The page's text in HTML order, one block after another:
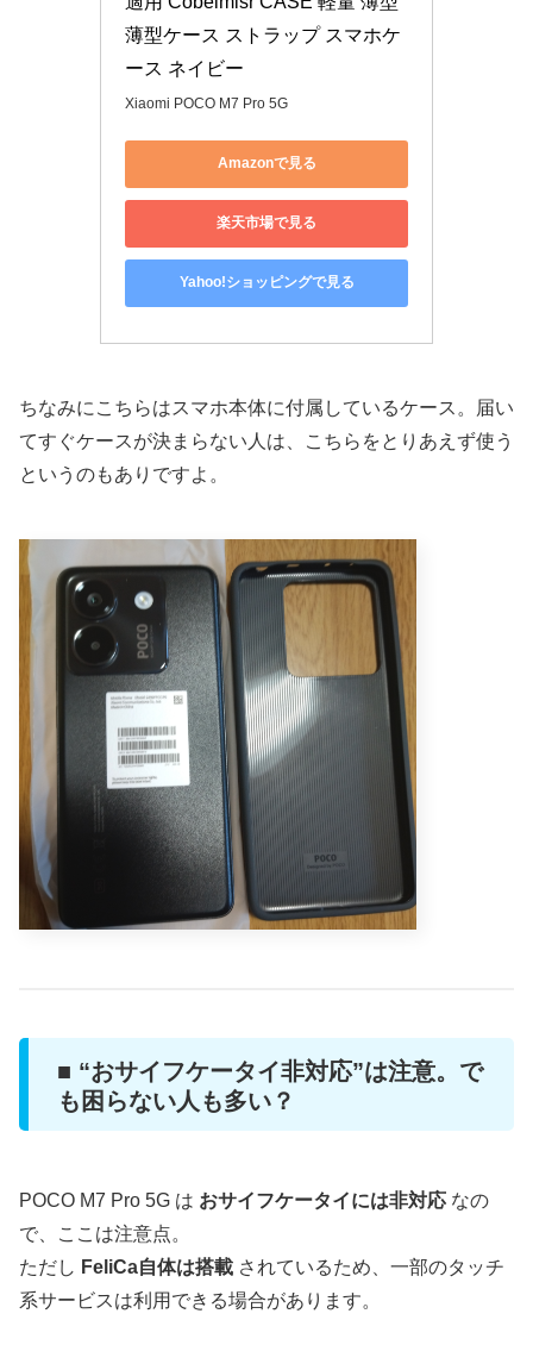
薄型ケース ストラップ スマホケ
ース ネイビー
Xiaomi POCO M7 Pro 5G
Amazonで見る
楽天市場で見る
Yahoo!ショッピングで見る
ちなみにこちらはスマホ本体に付属しているケース。届い
てすぐケースが決まらない人は、こちらをとりあえず使う
というのもありですよ。
■ “おサイフケータイ非対応”は注意。で
も困らない人も多い？
POCO M7 Pro 5G は おサイフケータイには非対応 なの
で、ここは注意点。
ただし FeliCa自体は搭載 されているため、一部のタッチ
系サービスは利用できる場合があります。